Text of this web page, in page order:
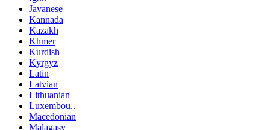
Javanese
Kannada
Kazakh
Khmer
Kurdish
Kyrgyz
Latin
Latvian
Lithuanian
Luxembou..
Macedonian
Malagasy